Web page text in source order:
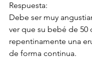
Respuesta:
Debe ser muy
ver que su bebé de 50
repentinamente una
de forma continua.